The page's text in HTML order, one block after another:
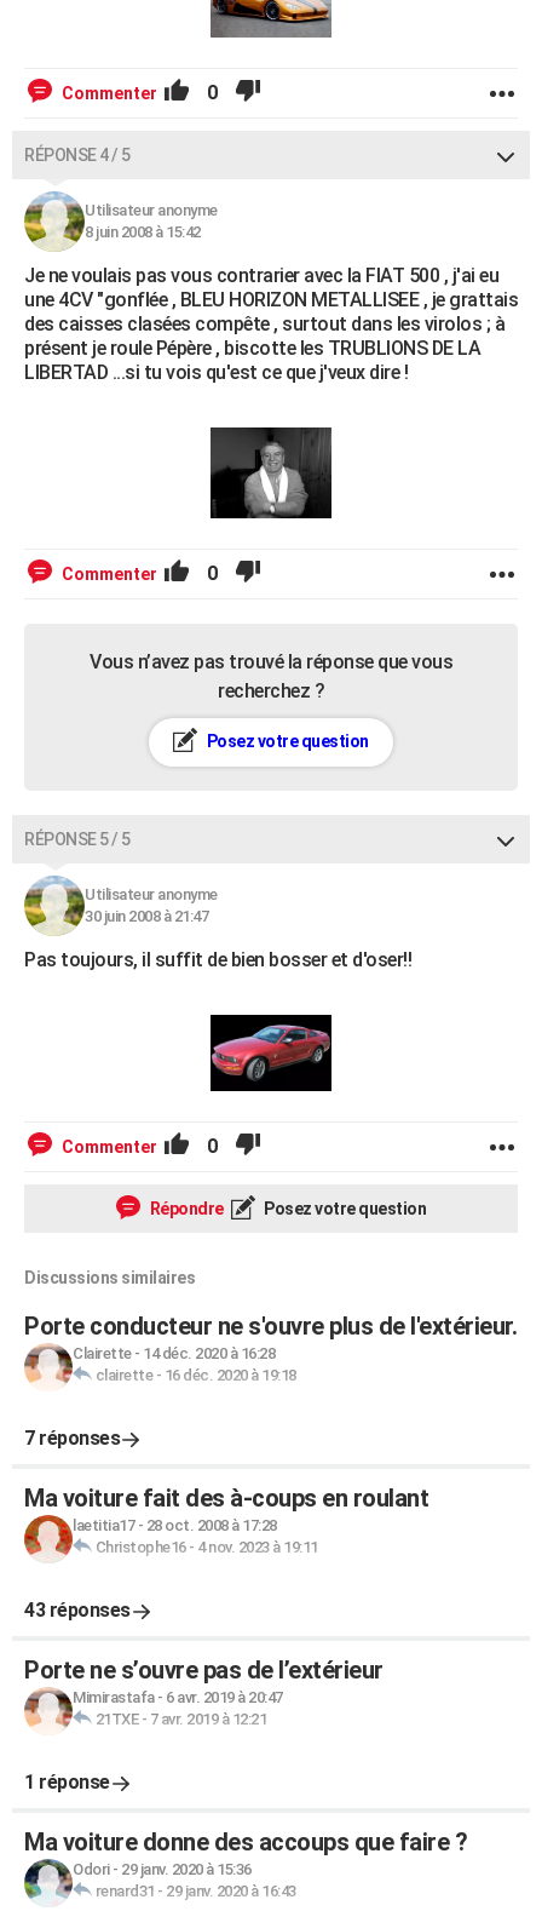
Commenter 0
RÉPONSE 4 / 5
Utilisateur anonyme
8 juin 2008 à 15:42
Je ne voulais pas vous contrarier avec la FIAT 500 , j'ai eu
une 4CV "gonflée , BLEU HORIZON METALLISEE , je grattais
des caisses clasées compête , surtout dans les virolos ; à
présent je roule Pépère , biscotte les TRUBLIONS DE LA
LIBERTAD ...si tu vois qu'est ce que j'veux dire !
Commenter 0
Vous n’avez pas trouvé la réponse que vous
recherchez ?
Posez votre question
RÉPONSE 5 / 5
Utilisateur anonyme
30 juin 2008 à 21:47
Pas toujours, il suffit de bien bosser et d'oser!!
Commenter 0
Répondre Posez votre question
Discussions similaires
Porte conducteur ne s'ouvre plus de l'extérieur.
Clairette- 14 déc. 2020 à 16:28
clairette- 16 déc. 2020 à 19:18
7 réponses
Ma voiture fait des à-coups en roulant
laetitia17- 28 oct. 2008 à 17:28
Christophe16- 4 nov. 2023 à 19:11
43 réponses
Porte ne s’ouvre pas de l’extérieur
Mimirastafa- 6 avr. 2019 à 20:47
21TXE- 7 avr. 2019 à 12:21
1 réponse
Ma voiture donne des accoups que faire ?
Odori- 29 janv. 2020 à 15:36
renard31 - 29 janv. 2020 à 16:43